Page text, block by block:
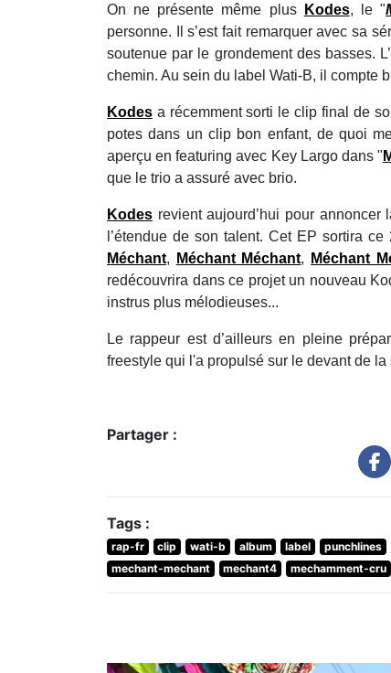
On ne présente même plus Kodes, le "
personne. Il s’est fait remarquer avec sa
soutenue par le grondement des basses.
chemin. Au sein du label Wati-B, il compte
Kodes a récemment sorti le clip final de
potes dans un clip bon enfant, de quoi
aperçu en featuring avec Key Largo dans "
que le trio a assuré avec brio.
Kodes revient aujourd’hui pour
l’étendue de son talent. Cet EP sortira
Méchant, Méchant Méchant, Méchant
redécouvrira dans ce projet un nouveau
instrus plus mélodieuses...
Le rappeur est d’ailleurs en pleine
freestyle qui l'a propulsé sur le devant de
Partager :
Tags :
rap-fr clip wati-b album label punchlines
mechant-mechant
mechant4 mechamment-cru